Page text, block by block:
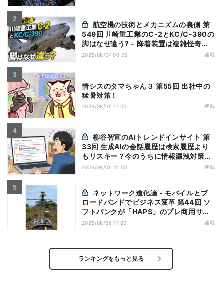
549回 川崎重工業のC-2とKC/C-390の
脚はなぜ違う? - 降着装置は複雑怪奇
(5)|軍用輸送機(10)
2026/08/04 09:05 連載
情シスのタマちゃん３ 第55回 出社中の
猛暑対策！
2026/08/05 11:00 連載
33回 生成AIの会話履歴は検索履歴より
もリスキー？今のうちに情報漏洩対策を
万全にしておこう
2026/08/06 15:50 連載
ロードバンドでビジネス変革 第44回 ソ
フトバンクが「HAPS」のプレ商用サー
ビス開始を表明、本格的な商用展開のめ
2026/08/06 11:00 連載
ランキングをもっと見る